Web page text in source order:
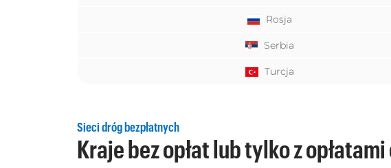
Rosja
Serbia
Turcja
Sieci dróg bezpłatnych
Kraje bez opłat lub tylko z